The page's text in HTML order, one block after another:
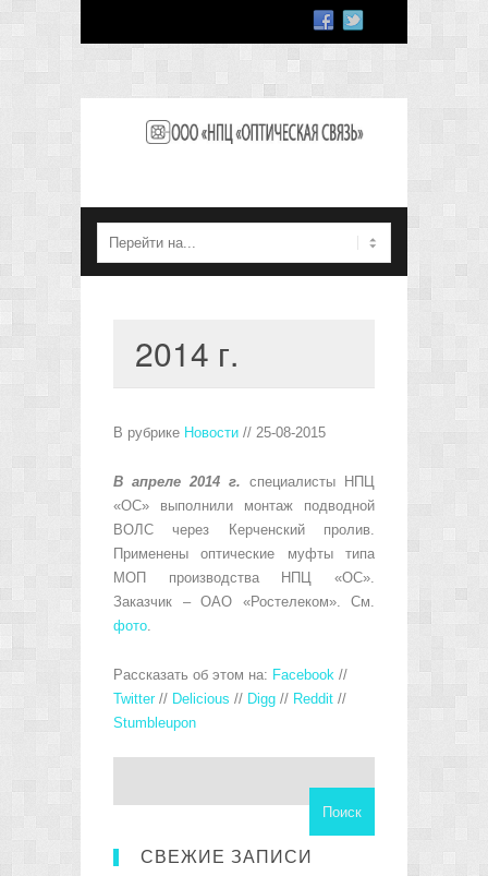
2014 г.
В рубрике Новости // 25-08-2015
В апреле 2014 г. специалисты НПЦ
«ОС» выполнили монтаж подводной
ВОЛС через Керченский пролив.
Применены оптические муфты типа
МОП производства НПЦ «ОС».
Заказчик – ОАО «Ростелеком». См.
фото.
Рассказать об этом на: Facebook //
Twitter// Delicious // Digg // Reddit //
Stumbleupon
СВЕЖИЕ ЗАПИСИ